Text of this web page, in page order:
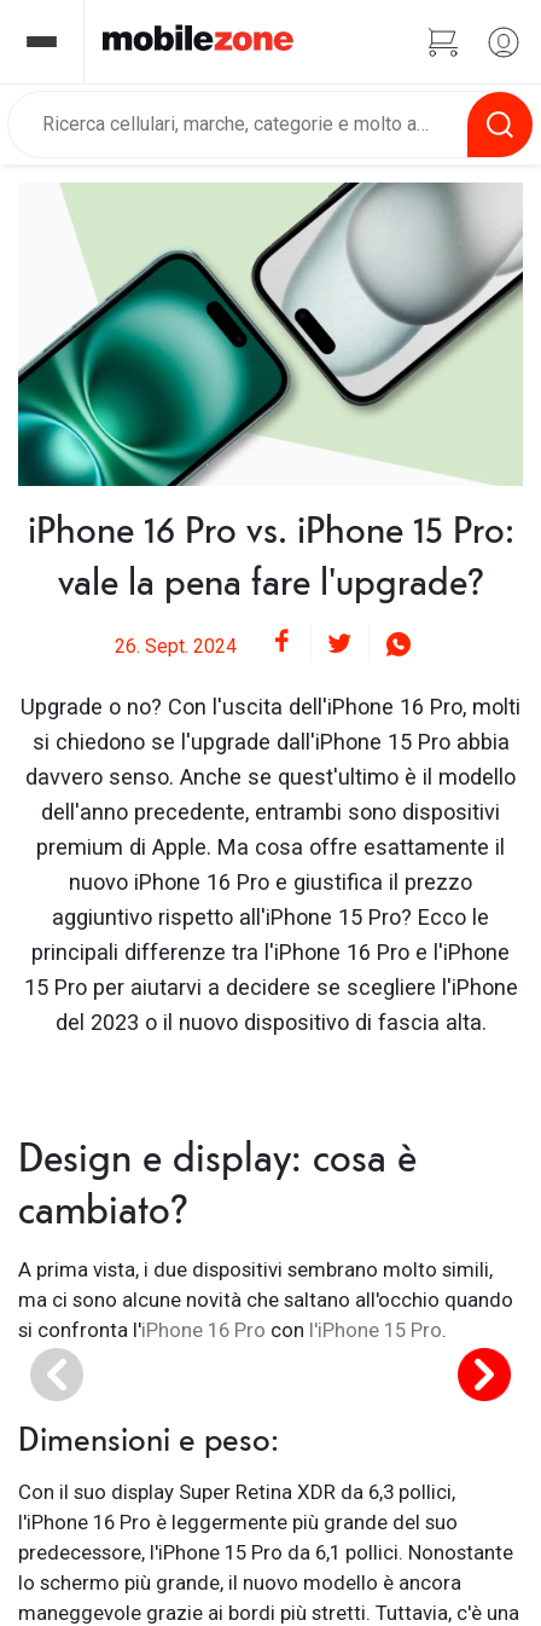
iPhone 16 Pro vs. iPhone 15 Pro:
vale la pena fare l'upgrade?
26. Sept. 2024
Upgrade o no? Con l'uscita dell'iPhone 16 Pro, molti
si chiedono se l'upgrade dall'iPhone 15 Pro abbia
davvero senso. Anche se quest'ultimo è il modello
dell'anno precedente, entrambi sono dispositivi
premium di Apple. Ma cosa offre esattamente il
nuovo iPhone 16 Pro e giustifica il prezzo
aggiuntivo rispetto all'iPhone 15 Pro? Ecco le
principali differenze tra l'iPhone 16 Pro e l'iPhone
15 Pro per aiutarvi a decidere se scegliere l'iPhone
del 2023 o il nuovo dispositivo di fascia alta.
Design e display: cosa è
cambiato?
A prima vista, i due dispositivi sembrano molto simili,
ma ci sono alcune novità che saltano all'occhio quando
si confronta l'iPhone 16 Pro con l'iPhone 15 Pro.
Dimensioni e peso:
Con il suo display Super Retina XDR da 6,3 pollici,
l'iPhone 16 Pro è leggermente più grande del suo
predecessore, l'iPhone 15 Pro da 6,1 pollici. Nonostante
lo schermo più grande, il nuovo modello è ancora
maneggevole grazie ai bordi più stretti. Tuttavia, c'è una